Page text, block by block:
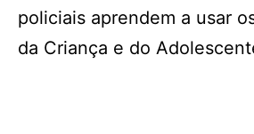
policiais aprendem a usar
da Criança e do